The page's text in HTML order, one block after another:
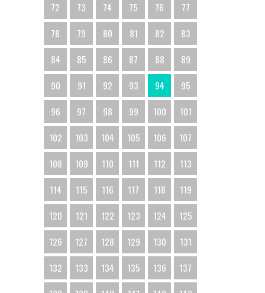
72
73 74 75 76
77
78
79 80 81 82
83
84
85 86 87 88
89
90
91 92 93 94
95
96
97 98 99 100
101
102
103 104 105 106
107
108
109 110 111 112
113
114
115 116 117 118
119
120
121 122 123 124
125
126
127 128 129 130
131
132
133 134 135 136
137